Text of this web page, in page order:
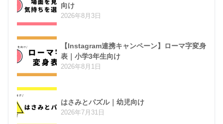
向け
2026年8月3日
【Instagram連携キャンペーン】ローマ字変身
表｜小学3年生向け
2026年8月1日
はさみとパズル｜幼児向け
2026年7月31日